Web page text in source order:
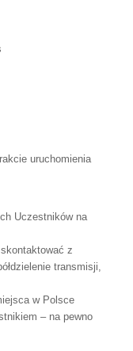
uruchomienia
Uczestników na
z
transmisji,
w Polsce
– na pewno